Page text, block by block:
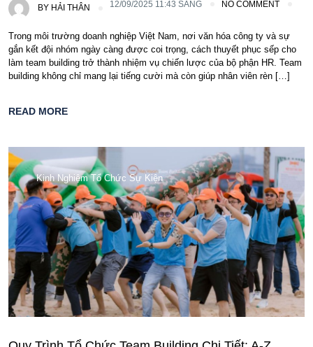
BY HẢI THÂN 12/09/2025 11:43 SÁNG NO COMMENT
Trong môi trường doanh nghiệp Việt Nam, nơi văn hóa công ty và sự
gắn kết đội nhóm ngày càng được coi trọng, cách thuyết phục sếp cho
làm team building trở thành nhiệm vụ chiến lược của bộ phận HR. Team
building không chỉ mang lại tiếng cười mà còn giúp nhân viên rèn […]
READ MORE
Kinh Nghiệm Tổ Chức Sự Kiện